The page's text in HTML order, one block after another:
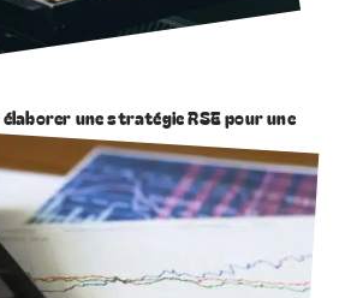
une stratégie RSE pour une